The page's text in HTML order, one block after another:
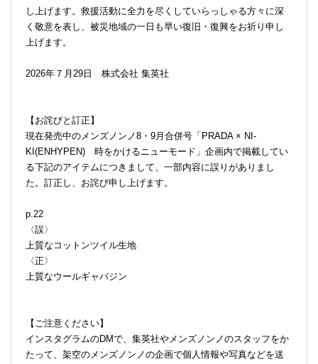
し上げます。救援活動に全力を尽くしていらっしゃる方々に深
く敬意を表し、被災地域の一日も早い復旧・復興をお祈り申し
上げます。
2026年７月29日 株式会社 集英社
【お詫びと訂正】
現在発売中のメンズノンノ8・9月合併号「PRADA × NI-
KI(ENHYPEN) 時をかけるニューモード」企画内で掲載してい
る下記のアイテムにつきまして、一部内容に誤りがありまし
た。訂正し、お詫び申し上げます。
p.22
〈誤〉
上質なコットンツイル生地
〈正〉
上質なウールギャバジン
【ご注意ください】
インスタグラムのDMで、集英社やメンズノンノのスタッフをか
たって、架空のメンズノンノの企画で個人情報や写真などを送